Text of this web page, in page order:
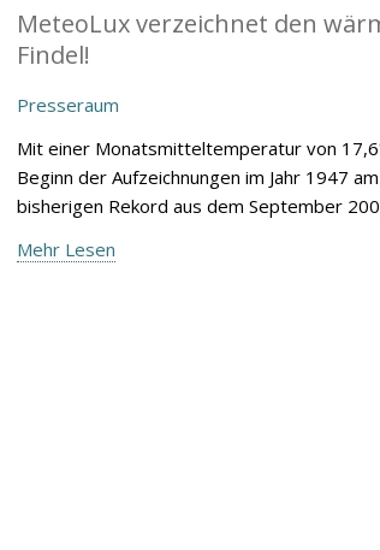
MeteoLux verzeichnet den
Findel!
Presseraum
Mit einer Monatsmitteltemperatur von
Beginn der Aufzeichnungen im Jahr 1947
bisherigen Rekord aus dem September
Mehr Lesen